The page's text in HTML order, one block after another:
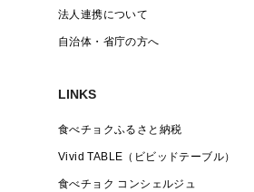
法人連携について
自治体・省庁の方へ
LINKS
食べチョクふるさと納税
Vivid TABLE（ビビッドテーブル）
食べチョク コンシェルジュ